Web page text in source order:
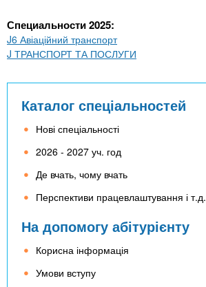
Специальности 2025:
J6 Авіаційний транспорт
J ТРАНСПОРТ ТА ПОСЛУГИ
Каталог спеціальностей
Нові спеціальності
2026 - 2027 уч. год
Де вчать, чому вчать
Перспективи працевлаштування і т.д.
На допомогу абітурієнту
Корисна інформація
Умови вступу